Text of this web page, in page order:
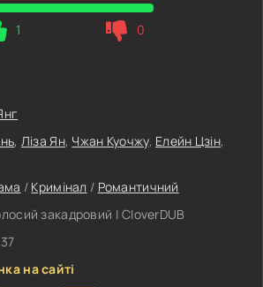
1 0
, Ліза Ян, Чжан Куочжу, Елейн Цзін,
/ Кримінал / Романтичний
закадровий | CloverDUB
на сайті